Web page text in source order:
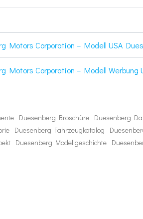
Motors Corporation – Modell USA
Motors Corporation – Modell Werbung
Duesenberg Broschüre Duesenberg
Duesenberg Fahrzeugkatalog
Duesenberg Modellgeschichte